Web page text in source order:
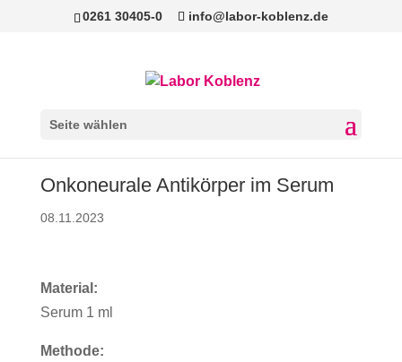
0261 30405-0 info@labor-koblenz.de
Seite wählen
Onkoneurale Antikörper im Serum
08.11.2023
Material:
Serum 1 ml
Methode: